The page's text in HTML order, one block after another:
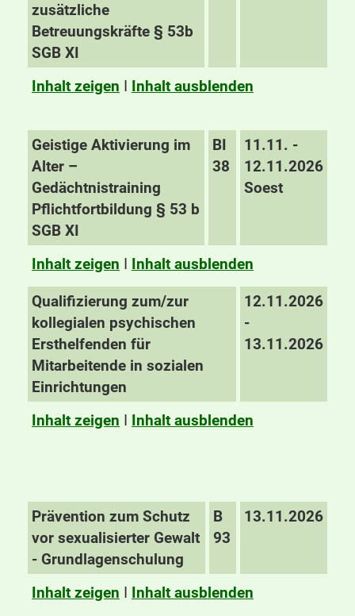
zusätzliche
Betreuungskräfte § 53b
SGB XI
Inhalt zeigen I Inhalt ausblenden
Geistige Aktivierung im
Alter –
Gedächtnistraining
Pflichtfortbildung § 53 b
SGB XI
BI
38
11.11. -
12.11.2026
Soest
Inhalt zeigen I Inhalt ausblenden
Qualifizierung zum/zur
kollegialen psychischen
Ersthelfenden für
Mitarbeitende in sozialen
Einrichtungen
12.11.2026
-
13.11.2026
Inhalt zeigen I Inhalt ausblenden
Prävention zum Schutz
vor sexualisierter Gewalt
- Grundlagenschulung
B
93
13.11.2026
Inhalt zeigen I Inhalt ausblenden